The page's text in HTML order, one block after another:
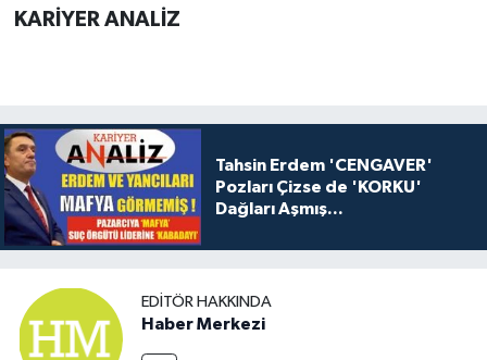
KARİYER ANALİZ
Tahsin Erdem 'CENGAVER'
Pozları Çizse de 'KORKU'
Dağları Aşmış...
EDITÖR HAKKINDA
Haber Merkezi